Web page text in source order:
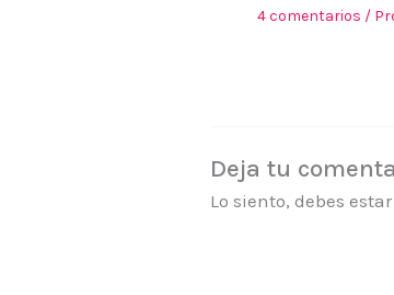
4 comentarios /
Deja tu
Lo siento, debes estar